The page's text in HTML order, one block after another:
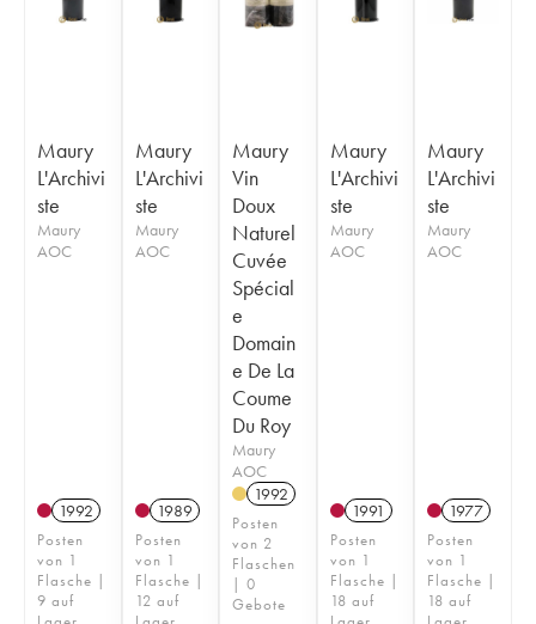
Maury
L'Archivi
ste
Maury
AOC
1992
Posten
von 1
Flasche |
9 auf
Maury
L'Archivi
ste
Maury
AOC
1989
Posten
von 1
Flasche |
12 auf
Maury
Vin
Doux
Naturel
Cuvée
Spécial
e
Domain
e De La
Coume
Du Roy
Maury
AOC
1992
Posten
von 2
Flaschen
| 0
Gebote
Maury
L'Archivi
ste
Maury
AOC
1991
Posten
von 1
Flasche |
18 auf
Maury
L'Archivi
ste
Maury
AOC
1977
Posten
von 1
Flasche |
18 auf